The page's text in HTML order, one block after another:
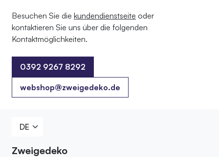
Besuchen Sie die kundendienstseite oder
kontaktieren Sie uns über die folgenden
Kontaktmöglichkeiten.
0392 9267 8292
0392 9267 8292
webshop@zweigedeko.de
Zweigedeko